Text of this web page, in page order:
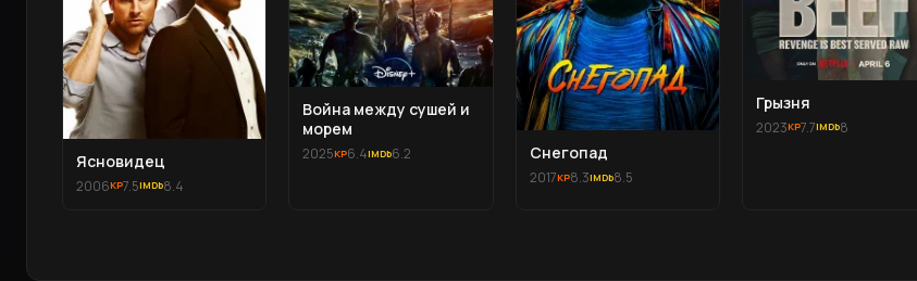
Ясновидец
2006 7.5 8.4
Война между сушей и
морем
2025 6.4 6.2 Снегопад
2017 8.3 8.5
Грызня
2023 7.7 8